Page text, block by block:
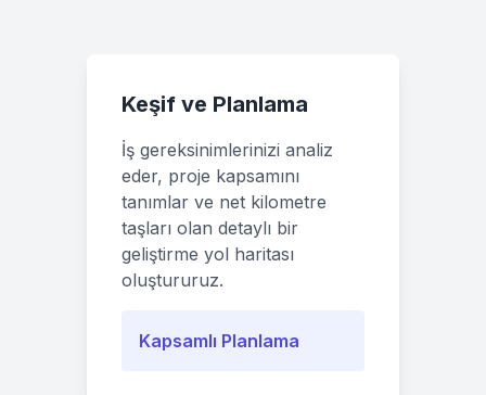
Keşif ve Planlama
İş gereksinimlerinizi analiz
eder, proje kapsamını
tanımlar ve net kilometre
taşları olan detaylı bir
geliştirme yol haritası
oluştururuz.
Kapsamlı Planlama